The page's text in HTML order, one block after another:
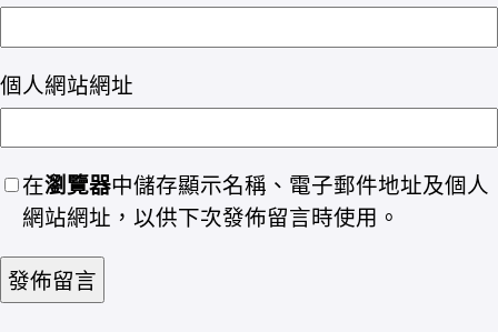
個人網站網址
在瀏覽器中儲存顯示名稱、電子郵件地址及個人
網站網址，以供下次發佈留言時使用。